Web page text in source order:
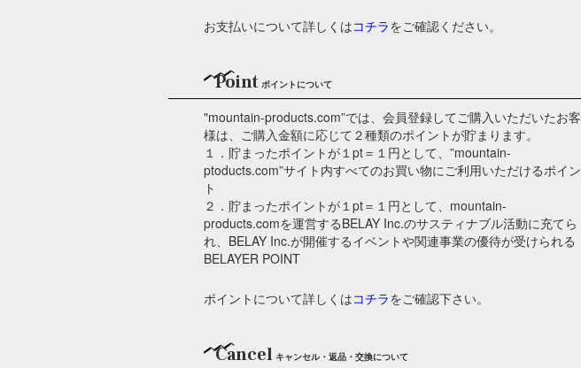
お支払いについて詳しくはコチラをご確認ください。
Pointポイントについて
"mountain-products.com”では、会員登録してご購入いただいたお客
様は、ご購入金額に応じて２種類のポイントが貯まります。
１．貯まったポイントが１pt＝１円として、”mountain-
ptoducts.com”サイト内すべてのお買い物にご利用いただけるポイン
ト
２．貯まったポイントが１pt＝１円として、mountain-
products.comを運営するBELAY Inc.のサスティナブル活動に充てら
れ、BELAY Inc.が開催するイベントや関連事業の優待が受けられる
BELAYER POINT
ポイントについて詳しくはコチラをご確認下さい。
Cancel キャンセル・返品・交換について